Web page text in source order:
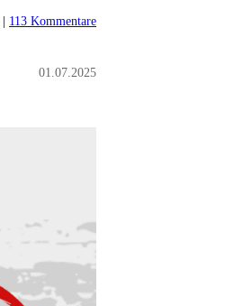
| 113 Kommentare
01.07.2025